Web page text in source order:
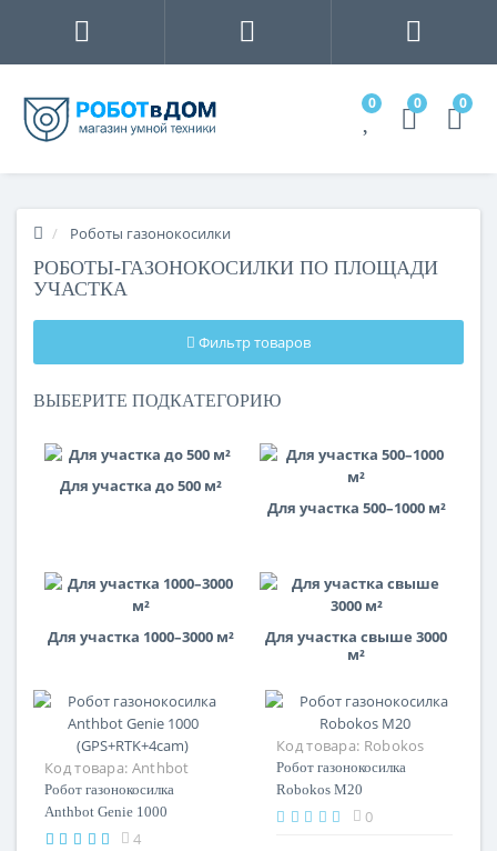
0 0 0
Роботы газонокосилки
РОБОТЫ-ГАЗОНОКОСИЛКИ ПО ПЛОЩАДИ
УЧАСТКА
Фильтр товаров
ВЫБЕРИТЕ ПОДКАТЕГОРИЮ
Для участка до 500 м²
Для участка 500–1000 м²
Для участка 1000–3000 м²
Для участка свыше 3000
м²
Код товара: Anthbot
Genie 1000 (GPS RTK + 4
камеры)
Робот газонокосилка
Anthbot Genie 1000
(GPS+RTK+4cam)
4
Код товара: Robokos
M20
Робот газонокосилка
Robokos M20
0